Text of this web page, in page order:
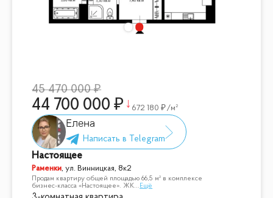
45 470 000
44 700 000 672 180 /м²
Елена
Настоящее
Раменки,ул. Винницкая, 8к2
Продам квартиру общей площадью 66,5 м² в комплексе
бизнес-класса «Настоящее». ЖК... Ещё